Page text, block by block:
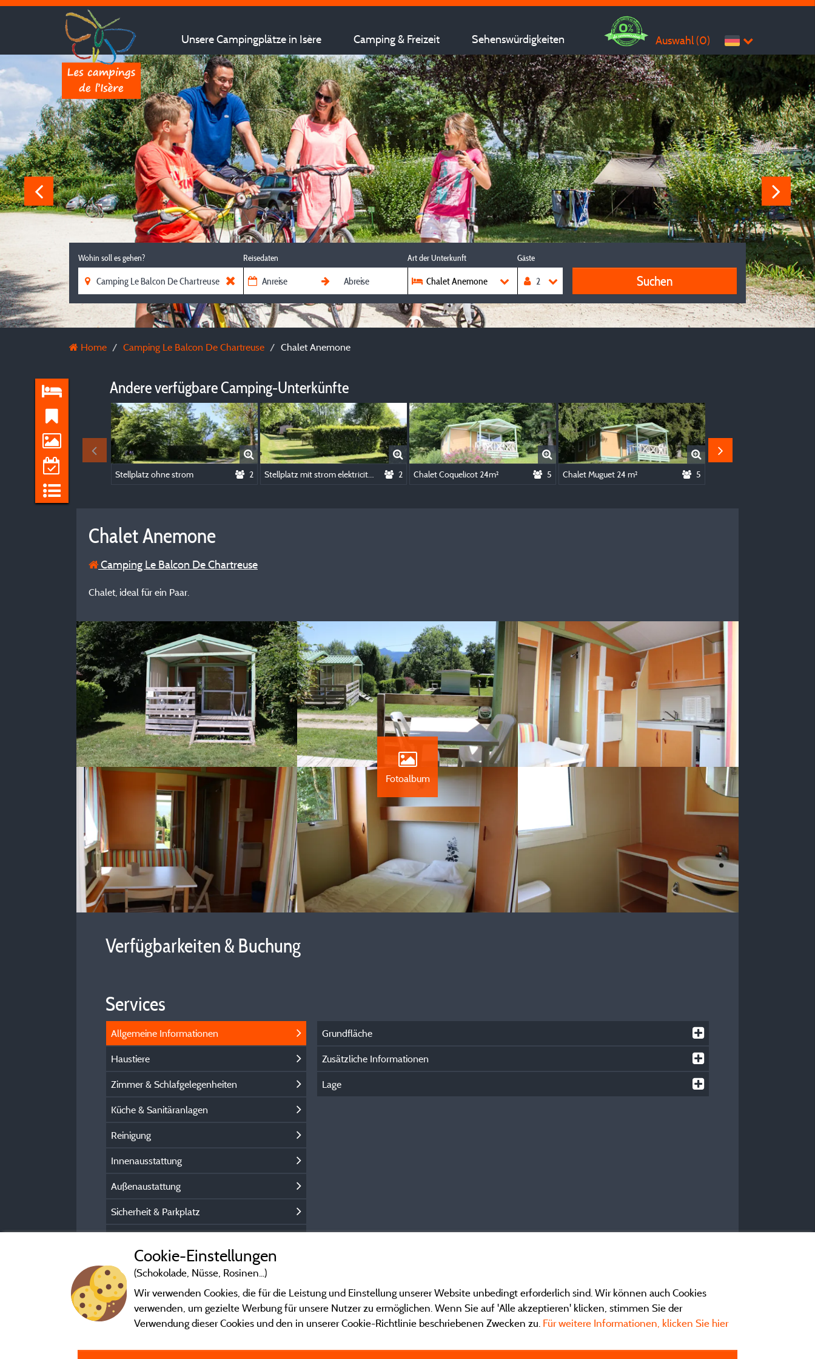
Unsere Campingplätze in Isère Camping & Freizeit Sehenswürdigkeiten Auswahl (0)
Wohin soll es gehen? Reisedaten Art der Unterkunft
Chalet Anemone
Gäste
Suchen
Home Camping Le Balcon De Chartreuse Chalet Anemone
Andere verfügbare Camping-Unterkünfte
Stellplatz ohne strom 2 Stellplatz mit strom elektriciteit 2 Chalet Coquelicot 24m² 5 Chalet Muguet 24 m² 5
Chalet Anemone
Camping Le Balcon De Chartreuse
Chalet, ideal für ein Paar.
Fotoalbum
Verfügbarkeiten & Buchung
Services
Allgemeine Informationen
Haustiere
Zimmer & Schlafgelegenheiten
Küche & Sanitäranlagen
Reinigung
Innenausstattung
Außenaustattung
Sicherheit & Parkplatz
Grundfläche
Zusätzliche Informationen
Lage
Cookie-Einstellungen
(Schokolade, Nüsse, Rosinen...)
Wir verwenden Cookies, die für die Leistung und Einstellung unserer Website unbedingt erforderlich sind. Wir können auch Cookies
verwenden, um gezielte Werbung für unsere Nutzer zu ermöglichen. Wenn Sie auf 'Alle akzeptieren' klicken, stimmen Sie der
Verwendung dieser Cookies und den in unserer Cookie-Richtlinie beschriebenen Zwecken zu. Für weitere Informationen, klicken Sie hier